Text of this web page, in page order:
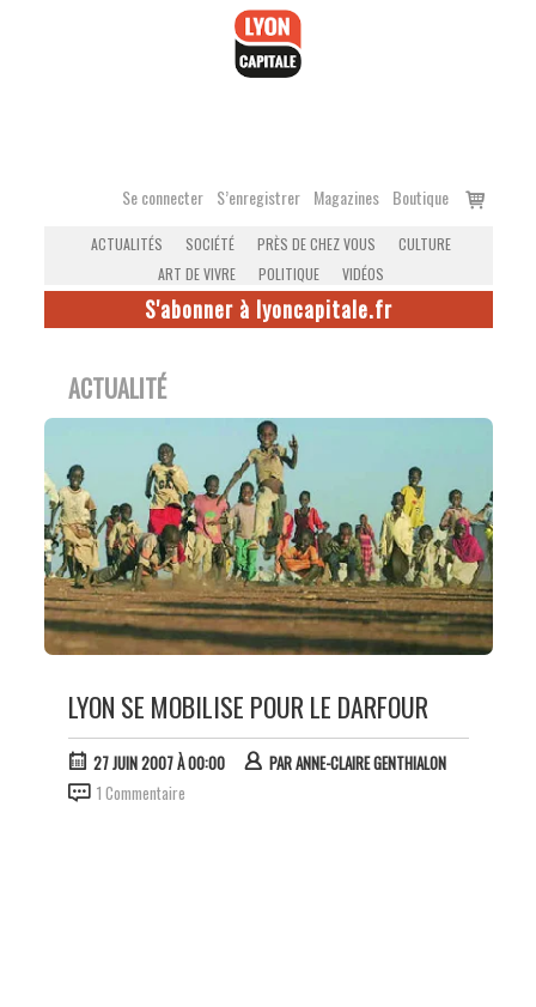
Se connecter S’enregistrer Magazines Boutique
Voir
ACTUALITÉS SOCIÉTÉ PRÈS DE CHEZ VOUS
CULTURE
ART DE VIVRE
POLITIQUE VIDÉOS
S'abonner à lyoncapitale.fr
ACTUALITÉ
LYON SE MOBILISE POUR LE DARFOUR
27 JUIN 2007 À 00:00 PARANNE-CLAIRE GENTHIALON
1 Commentaire